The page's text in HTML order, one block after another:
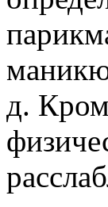
д.